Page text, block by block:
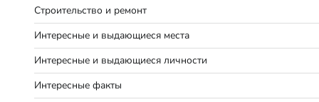
Строительство и ремонт
Интересные и выдающиеся места
Интересные и выдающиеся личности
Интересные факты